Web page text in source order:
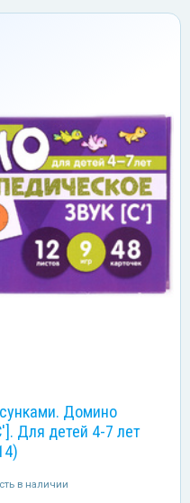
Домино
Для детей 4-7 лет
в наличии